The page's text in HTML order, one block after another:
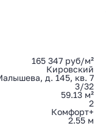
165 347 руб/м²
Кировский
д. 145, кв. 7
3/32
59.13 м²
2
Комфорт+
2.55 м